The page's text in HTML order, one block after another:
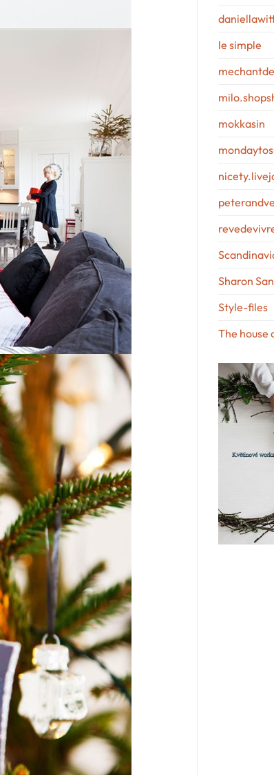
le simple
mokkasin
Sharon
Style-files
The house